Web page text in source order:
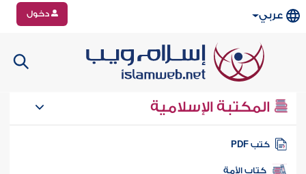
عربي دخول
المكتبة الإسلامية
كتب PDF